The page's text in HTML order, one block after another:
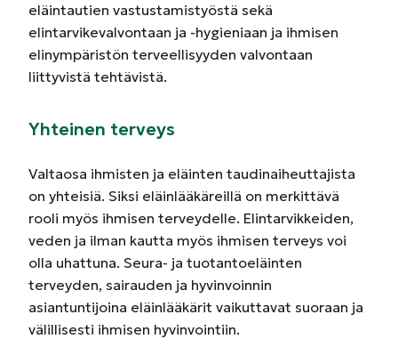
eläintautien vastustamistyöstä sekä
elintarvikevalvontaan ja -hygieniaan ja ihmisen
elinympäristön terveellisyyden valvontaan
liittyvistä tehtävistä.
Yhteinen terveys
Valtaosa ihmisten ja eläinten taudinaiheuttajista
on yhteisiä. Siksi eläinlääkäreillä on merkittävä
rooli myös ihmisen terveydelle. Elintarvikkeiden,
veden ja ilman kautta myös ihmisen terveys voi
olla uhattuna. Seura- ja tuotantoeläinten
terveyden, sairauden ja hyvinvoinnin
asiantuntijoina eläinlääkärit vaikuttavat suoraan ja
välillisesti ihmisen hyvinvointiin.